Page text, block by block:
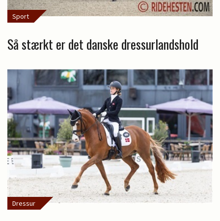
Sport
Så stærkt er det danske dressurlandshold
Dressur